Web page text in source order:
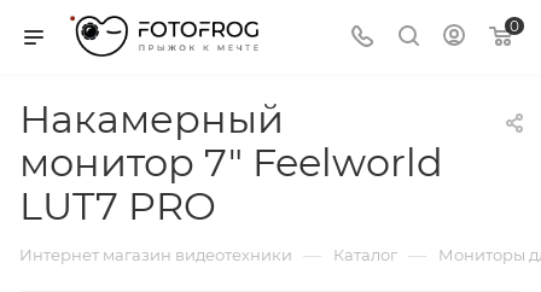
0
Накамерный
монитор 7" Feelworld
LUT7 PRO
Интернет магазин видеотехники — Каталог — Мониторы